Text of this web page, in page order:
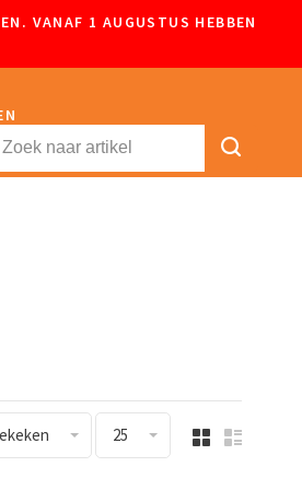
VANAF 1 AUGUSTUS HEBBEN
25